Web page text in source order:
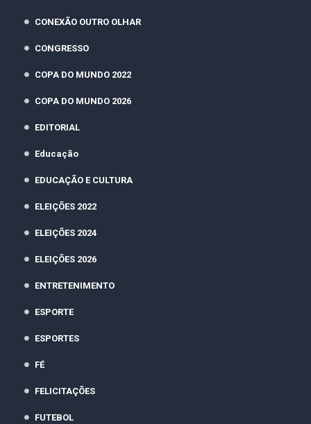
CONEXÃO OUTRO OLHAR
CONGRESSO
COPA DO MUNDO 2022
COPA DO MUNDO 2026
EDITORIAL
Educação
EDUCAÇÃO E CULTURA
ELEIÇÕES 2022
ELEIÇÕES 2024
ELEIÇÕES 2026
ENTRETENIMENTO
ESPORTE
ESPORTES
FÉ
FELICITAÇÕES
FUTEBOL